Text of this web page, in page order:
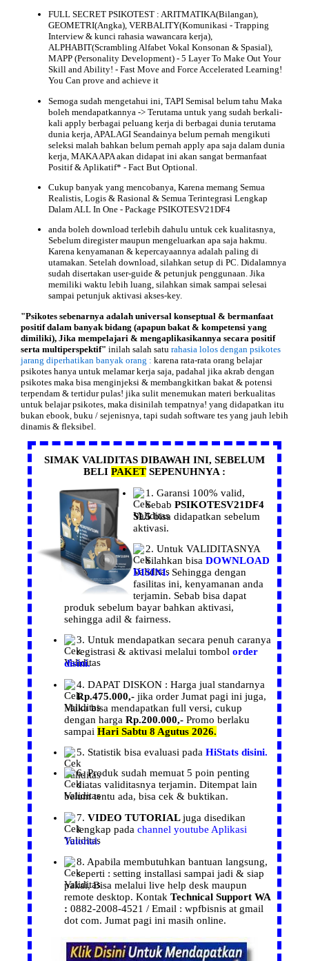
FULL SECRET PSIKOTEST : ARITMATIKA(Bilangan),
GEOMETRI(Angka), VERBALITY(Komunikasi - Trapping
Interview & kunci rahasia wawancara kerja),
ALPHABIT(Scrambling Alfabet Vokal Konsonan & Spasial),
MAPP (Personality Development) - 5 Layer To Make Out Your
Skill and Ability! - Fast Move and Force Accelerated Learning!
You Can prove and achieve it
Semoga sudah mengetahui ini, TAPI Semisal belum tahu Maka
boleh mendapatkannya -> Terutama untuk yang sudah berkali-
kali apply berbagai peluang kerja di berbagai dunia terutama
dunia kerja, APALAGI Seandainya belum pernah mengikuti
seleksi malah bahkan belum pernah apply apa saja dalam dunia
kerja, MAKA APA akan didapat ini akan sangat bermanfaat
Positif & Aplikatif* - Fact But Optional.
Cukup banyak yang mencobanya, Karena memang Semua
Realistis, Logis & Rasional & Semua Terintegrasi Lengkap
Dalam ALL In One - Package PSIKOTESV21DF4
anda boleh download terlebih dahulu untuk cek kualitasnya,
Sebelum diregister maupun mengeluarkan apa saja hakmu.
Karena kenyamanan & kepercayaannya adalah paling di
utamakan. Setelah download, silahkan setup di PC. Didalamnya
sudah disertakan user-guide & petunjuk penggunaan. Jika
memiliki waktu lebih luang, silahkan simak sampai selesai
sampai petunjuk aktivasi akses-key.
"Psikotes sebenarnya adalah universal konseptual & bermanfaat
positif dalam banyak bidang (apapun bakat & kompetensi yang
dimiliki), Jika mempelajari & mengaplikasikannya secara positif
serta multiperspektif" inilah salah satu rahasia lolos dengan psikotes
jarang diperhatikan banyak orang : karena rata-rata orang belajar
psikotes hanya untuk melamar kerja saja, padahal jika akrab dengan
psikotes maka bisa menginjeksi & membangkitkan bakat & potensi
terpendam & tertidur pulas! jika sulit menemukan materi berkualitas
untuk belajar psikotes, maka disinilah tempatnya! yang didapatkan itu
bukan ebook, buku / sejenisnya, tapi sudah software tes yang jauh lebih
dinamis & fleksibel.
SIMAK VALIDITAS DIBAWAH INI, SEBELUM
BELI PAKET SEPENUHNYA :
1.Garansi 100% valid,
SebabPSIKOTESV21DF4
SL5bisa didapatkan sebelum
aktivasi.
2. UntukVALIDITASNYA
Silahkan bisaDOWNLOAD
DISINI.Sehingga dengan
fasilitas ini, kenyamanan anda
terjamin. Sebab bisa dapat
produk sebelum bayar bahkan aktivasi,
sehingga adil & fairness.
3. Untuk mendapatkan secara penuh caranya
registrasi & aktivasi melalui tombolorder
disini.
4. DAPATDISKON : Hargajual standarnya
Rp.475.000,- jika orderJumat pagi ini juga,
Maka bisa mendapatkanfull versi, cukup
dengan hargaRp.200.000,- Promo berlaku
sampaiHari Sabtu 8 Agutus 2026.
5. Statistik bisa evaluasi padaHiStats disini.
6.Produk sudah memuat 5 poin penting
diatas validitasnya terjamin. Ditempat lain
belum tentu ada, bisa cek & buktikan.
7.VIDEO TUTORIALjuga disedikan
lengkap padachannel youtube Aplikasi
Tutorial.
8. Apabila membutuhkan bantuan langsung,
seperti : setting installasisampai jadi & siap
pakai, Bisa melalui live help desk maupun
remote desktop.Kontak Technical Support WA
: 0882-2008-4521 / Email : wpfbisnis at gmail
dot com.Jumat pagi ini masih online.